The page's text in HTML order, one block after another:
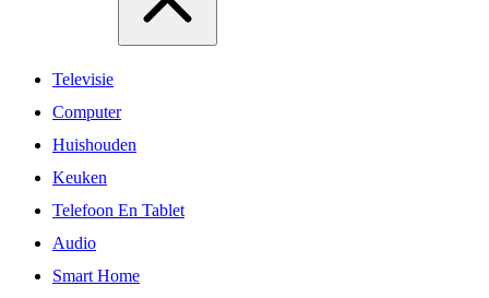
Televisie
Computer
Huishouden
Keuken
Telefoon En Tablet
Audio
Smart Home